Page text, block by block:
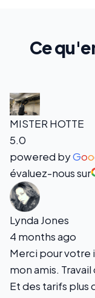
Ce
MISTER HOTTE
5.0
powered byGoo
évaluez-nous sur
Lynda Jones
4 months ago
Merci pour votre
mon amis.
Et des tarifs plus